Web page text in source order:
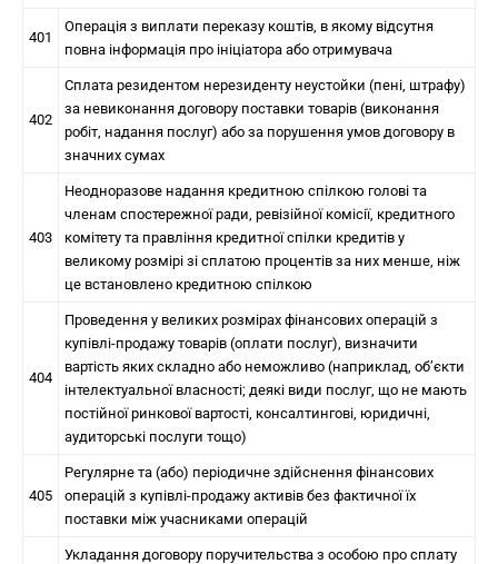
401
Операція з виплати переказу коштів, в якому відсутня
повна інформація про ініціатора або отримувача
402
Сплата резидентом нерезиденту неустойки (пені, штрафу)
за невиконання договору поставки товарів (виконання
робіт, надання послуг) або за порушення умов договору в
значних сумах
403
Неодноразове надання кредитною спілкою голові та
членам спостережної ради, ревізійної комісії, кредитного
комітету та правління кредитної спілки кредитів у
великому розмірі зі сплатою процентів за них менше, ніж
це встановлено кредитною спілкою
404
Проведення у великих розмірах фінансових операцій з
купівлі-продажу товарів (оплати послуг), визначити
вартість яких складно або неможливо (наприклад, об’єкти
інтелектуальної власності; деякі види послуг, що не мають
постійної ринкової вартості, консалтингові, юридичні,
аудиторські послуги тощо)
405
Регулярне та (або) періодичне здійснення фінансових
операцій з купівлі-продажу активів без фактичної їх
поставки між учасниками операцій
Укладання договору поручительства з особою про сплату